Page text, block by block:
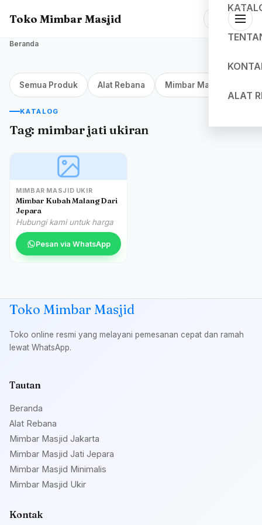
Toko Mimbar Masjid
ALAT
Beranda
Semua Produk Alat Rebana Mimbar Masjid Jakarta
KATALOG
Tag: mimbar jati ukiran
MIMBAR MASJID UKIR
Mimbar Kubah Malang Dari
Jepara
Hubungi kami untuk harga
Pesan via WhatsApp
Toko Mimbar Masjid
Toko online resmi yang melayani pemesanan cepat dan ramah
lewat WhatsApp.
Tautan
Beranda
Alat Rebana
Mimbar Masjid Jakarta
Mimbar Masjid Jati Jepara
Mimbar Masjid Minimalis
Mimbar Masjid Ukir
Kontak